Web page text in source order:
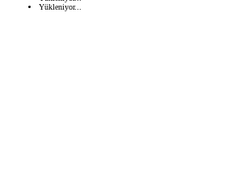
Yükleniyor...